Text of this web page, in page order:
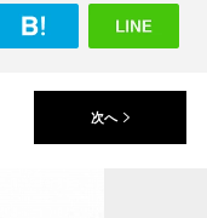
次へ